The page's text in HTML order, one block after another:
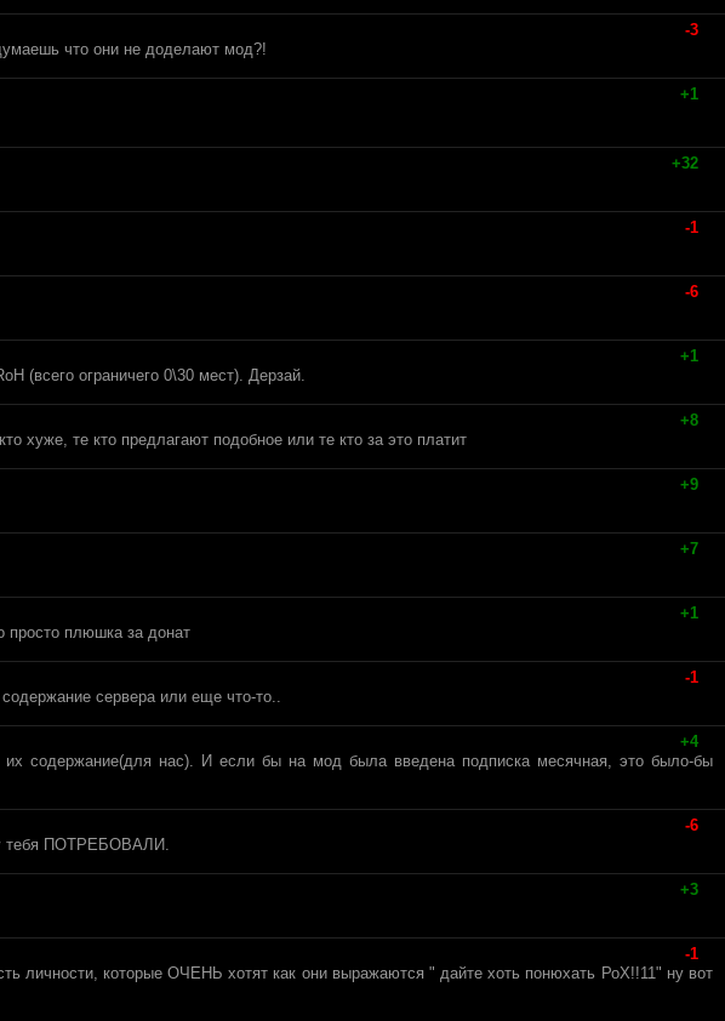
-3
что они не доделают мод?!
+1
+32
-1
-6
+1
(всего ограничего 0\30 мест). Дерзай.
+8
хуже, те кто предлагают подобное или те кто за это платит
+9
+7
+1
просто плюшка за донат
-1
сервера или еще что-то..
+4
содержание(для нас). И если бы на мод была введена подписка месячная, это было-бы
-6
у тебя ПОТРЕБОВАЛИ.
+3
-1
личности, которые ОЧЕНЬ хотят как они выражаются " дайте хоть понюхать РоХ!!11" ну вот